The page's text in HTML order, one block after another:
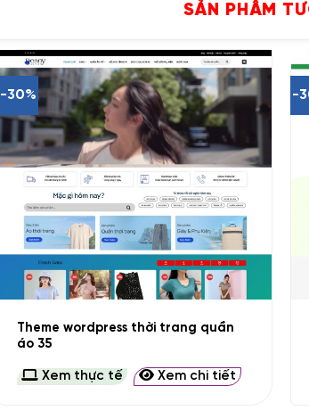
SẢN PHẨM
-30%
Theme wordpress thời trang quần
áo 35
Xem thực tế Xem chi tiết
-